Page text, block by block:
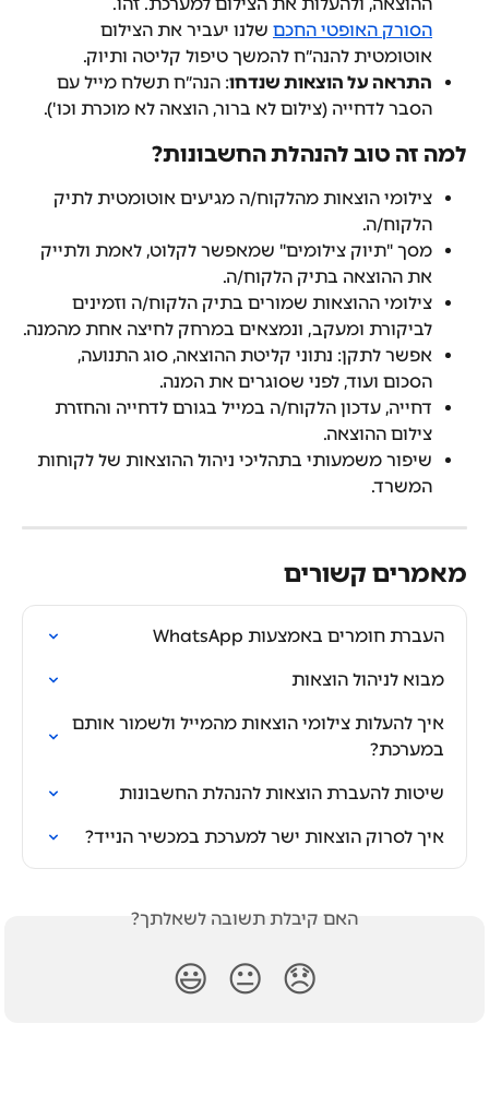
הסורק האופטי החכם שלנו יעביר את הצילום
אוטומטית להנה״ח להמשך טיפול קליטה ותיוק.
התראה על הוצאות שנדחו: הנה״ח תשלח מייל עם
הסבר לדחייה (צילום לא ברור, הוצאה לא מוכרת וכו').
למה זה טוב להנהלת החשבונות?
צילומי הוצאות מהלקוח/ה מגיעים אוטומטית לתיק
הלקוח/ה.
מסך "תיוק צילומים" שמאפשר לקלוט, לאמת ולתייק
את ההוצאה בתיק הלקוח/ה.
צילומי ההוצאות שמורים בתיק הלקוח/ה וזמינים
לביקורת ומעקב, ונמצאים במרחק לחיצה אחת מהמנה.
אפשר לתקן: נתוני קליטת ההוצאה, סוג התנועה,
הסכום ועוד, לפני שסוגרים את המנה.
דחייה, עדכון הלקוח/ה במייל בגורם לדחייה והחזרת
צילום ההוצאה.
שיפור משמעותי בתהליכי ניהול ההוצאות של לקוחות
המשרד.
מאמרים קשורים
העברת חומרים באמצעות WhatsApp
מבוא לניהול הוצאות
איך להעלות צילומי הוצאות מהמייל ולשמור אותם
במערכת?
שיטות להעברת הוצאות להנהלת החשבונות
איך לסרוק הוצאות ישר למערכת במכשיר הנייד?
האם קיבלת תשובה לשאלתך?
😞
😐
😃